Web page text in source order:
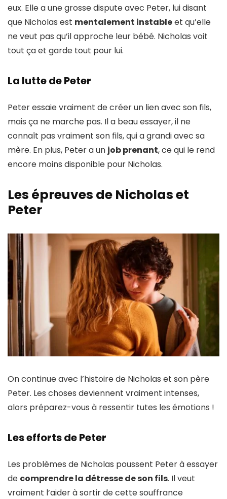
eux. Elle a une grosse dispute avec Peter, lui disant
que Nicholas est mentalement instableet qu’elle
ne veut pas qu’il approche leur bébé. Nicholas voit
tout ça et garde tout pour lui.
La lutte de Peter
Peter essaie vraiment de créer un lien avec son fils,
mais ça ne marche pas. Il a beau essayer, il ne
connaît pas vraiment son fils, qui a grandi avec sa
mère. En plus, Peter a un job prenant, ce qui le rend
encore moins disponible pour Nicholas.
Les épreuves de Nicholas et
Peter
On continue avec l’histoire de Nicholas et son père
Peter. Les choses deviennent vraiment intenses,
alors préparez-vous à ressentir tutes les émotions !
Les efforts de Peter
Les problèmes de Nicholas poussent Peter à essayer
de comprendre la détresse de son fils. Il veut
vraiment l’aider à sortir de cette souffrance